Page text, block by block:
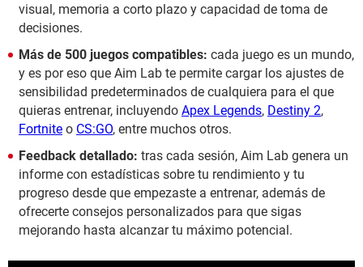
visual, memoria a corto plazo y capacidad de toma de
decisiones.
Más de 500 juegos compatibles: cada juego es un mundo,
y es por eso que Aim Lab te permite cargar los ajustes de
sensibilidad predeterminados de cualquiera para el que
quieras entrenar, incluyendo Apex Legends, Destiny 2,
Fortnite o CS:GO, entre muchos otros.
Feedback detallado: tras cada sesión, Aim Lab genera un
informe con estadísticas sobre tu rendimiento y tu
progreso desde que empezaste a entrenar, además de
ofrecerte consejos personalizados para que sigas
mejorando hasta alcanzar tu máximo potencial.